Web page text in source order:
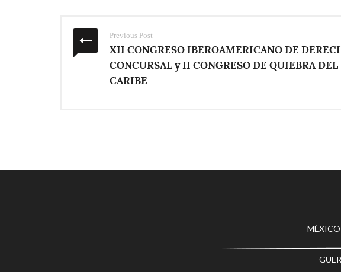
Previous Post
XII CONGRESO IBEROAMERICANO DE
CONCURSAL y II CONGRESO DE QUIEBRA DEL
CARIBE